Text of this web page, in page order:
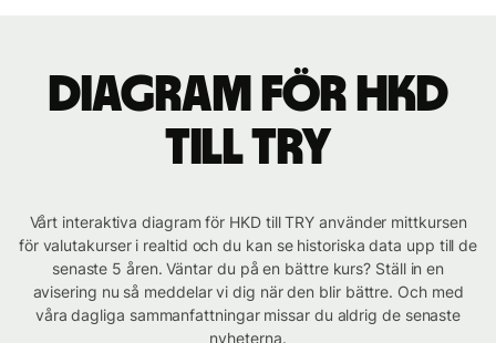
Diagram för HKD
till TRY
Vårt interaktiva diagram för HKD till TRY använder mittkursen
för valutakurser i realtid och du kan se historiska data upp till de
senaste 5 åren. Väntar du på en bättre kurs? Ställ in en
avisering nu så meddelar vi dig när den blir bättre. Och med
våra dagliga sammanfattningar missar du aldrig de senaste
nyheterna.